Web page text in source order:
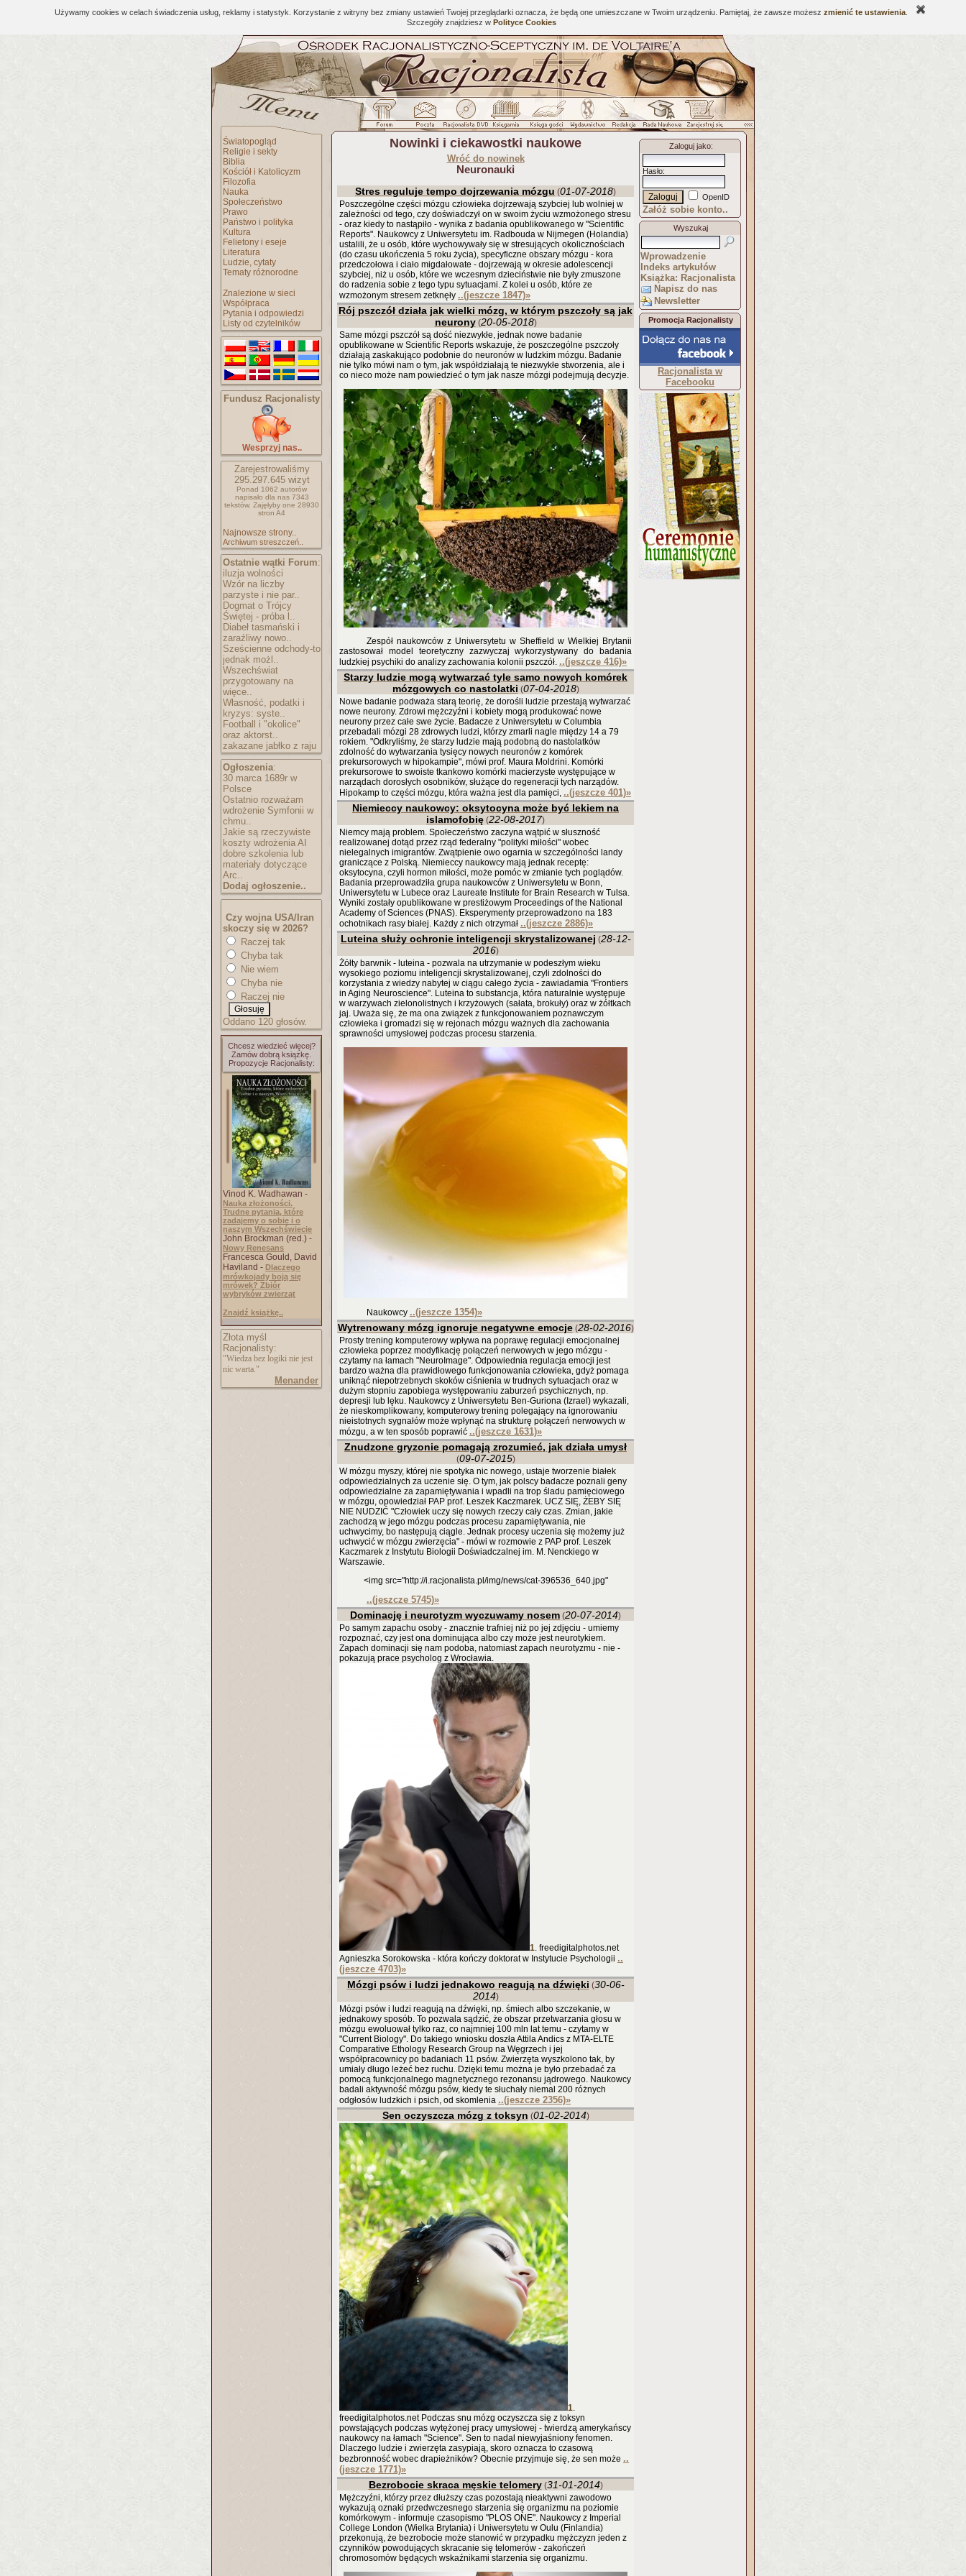
Używamy cookies w celach świadczenia usług, reklamy i statystyk. Korzystanie z witryny bez zmiany ustawień Twojej przeglądarki oznacza, że będą one umieszczane w Twoim urządzeniu. Pamiętaj, że zawsze możesz zmienić te ustawienia
Szczegóły znajdziesz w Polityce Cookies
Światopogląd
Religie i sekty
Biblia
Kościół i Katolicyzm
Filozofia
Nauka
Społeczeństwo
Prawo
Państwo i polityka
Kultura
Felietony i eseje
Literatura
Ludzie, cytaty
Tematy różnorodne
Znalezione w sieci
Współpraca
Pytania i odpowiedzi
Listy od czytelników
Fundusz Racjonalisty
Wesprzyj nas..
Zarejestrowaliśmy
295.297.645wizyt
Ponad 1062 autorów
napisało dla nas 7343
tekstów. Zajęłyby one 28930
stron A4
Najnowsze strony..
Archiwum streszczeń..
Ostatnie wątki Forum:
iluzja wolności
Wzór na liczby
parzyste i nie par..
Dogmat o Trójcy
Świętej - próba l..
Diabeł tasmański i
zaraźliwy nowo..
Sześcienne odchody-to
jednak możl..
Wszechświat
przygotowany na
więce..
Własność, podatki i
kryzys: syste..
Football i "okolice"
oraz aktorst..
zakazane jabłko z raju
Ogłoszenia:
30 marca 1689r w
Polsce
Ostatnio rozważam
wdrożenie Symfonii w
chmu..
Jakie są rzeczywiste
koszty wdrożenia AI
dobre szkolenia lub
materiały dotyczące
Arc..
Dodaj ogłoszenie..
Czy wojna USA/Iran
skoczy się w 2026?
Raczej tak
Chyba tak
Nie wiem
Chyba nie
Raczej nie
Oddano 120 głosów.
Chcesz wiedzieć więcej?
Zamów dobrą książkę.
Propozycje Racjonalisty:
Vinod K. Wadhawan -
Nauka złożoności.
Trudne pytania, które
zadajemy o sobie i o
naszym Wszechświecie
John Brockman (red.) -
Nowy Renesans
Francesca Gould, David
Haviland - Dlaczego
mrówkojady boją się
mrówek? Zbiór
wybryków zwierząt
Znajdź książkę..
Złota myśl
Racjonalisty:
"Wiedza bez logiki nie jest
nic warta."
Menander
Nowinki i ciekawostki naukowe
Wróć do nowinek
Neuronauki
Stres reguluje tempo dojrzewania mózgu (01-07-2018)
Poszczególne części mózgu człowieka dojrzewają szybciej lub wolniej w
zależności od tego, czy doświadczył on w swoim życiu wzmożonego stresu
- oraz kiedy to nastąpiło - wynika z badania opublikowanego w "Scientific
Reports". Naukowcy z Uniwersytetu im. Radbouda w Nijmegen (Holandia)
ustalili, że u osób, które wychowywały się w stresujących okolicznościach
(do czasu ukończenia 5 roku życia), specyficzne obszary mózgu - kora
przedczołowa i ciało migdałowate - dojrzewają w okresie adolescencji
szybciej, niż u osób, które we wczesnym dzieciństwie nie były zmuszone
do radzenia sobie z tego typu sytuacjami. Z kolei u osób, które ze
wzmożonym stresem zetknęły ..(jeszcze 1847)»
Rój pszczół działa jak wielki mózg, w którym pszczoły są jak
neurony(20-05-2018)
Same mózgi pszczół są dość niezwykłe, jednak nowe badanie
opublikowane w Scientific Reports wskazuje, że poszczególne pszczoły
działają zaskakująco podobnie do neuronów w ludzkim mózgu. Badanie
nie tylko mówi nam o tym, jak współdziałają te niezwykłe stworzenia, ale i
co nieco może nam powiedzieć o tym jak nasze mózgi podejmują decyzje.
Zespół naukowców z Uniwersytetu w Sheffield w Wielkiej Brytanii
zastosował model teoretyczny zazwyczaj wykorzystywany do badania
ludzkiej psychiki do analizy zachowania kolonii pszczół. ..(jeszcze 416)»
Starzy ludzie mogą wytwarzać tyle samo nowych komórek
mózgowych co nastolatki (07-04-2018)
Nowe badanie podważa starą teorię, że dorośli ludzie przestają wytwarzać
nowe neurony. Zdrowi mężczyźni i kobiety mogą produkować nowe
neurony przez całe swe życie. Badacze z Uniwersytetu w Columbia
przebadali mózgi 28 zdrowych ludzi, którzy zmarli nagle między 14 a 79
rokiem. "Odkryliśmy, że starzy ludzie mają podobną do nastolatków
zdolność do wytwarzania tysięcy nowych neuronów z komórek
prekursorowych w hipokampie", mówi prof. Maura Moldrini. Komórki
prekursorowe to swoiste tkankowo komórki macierzyste występujące w
narządach dorosłych osobników, służące do regeneracji tych narządów.
Hipokamp to części mózgu, która ważna jest dla pamięci, ..(jeszcze 401)»
Niemieccy naukowcy: oksytocyna może być lekiem na
islamofobię (22-08-2017)
Niemcy mają problem. Społeczeństwo zaczyna wątpić w słuszność
realizowanej dotąd przez rząd federalny "polityki miłości" wobec
nielegalnych imigrantów. Zwątpienie owo ogarnia w szczególności landy
graniczące z Polską. Niemieccy naukowcy mają jednak receptę:
oksytocyna, czyli hormon miłości, może pomóc w zmianie tych poglądów.
Badania przeprowadziła grupa naukowców z Uniwersytetu w Bonn,
Uniwersytetu w Lubece oraz Laureate Institute for Brain Research w Tulsa.
Wyniki zostały opublikowane w prestiżowym Proceedings of the National
Academy of Sciences (PNAS). Eksperymenty przeprowadzono na 183
ochotnikach rasy białej. Każdy z nich otrzymał ..(jeszcze 2886)»
Luteina służy ochronie inteligencji skrystalizowanej (28-12-
2016)
Żółty barwnik - luteina - pozwala na utrzymanie w podeszłym wieku
wysokiego poziomu inteligencji skrystalizowanej, czyli zdolności do
korzystania z wiedzy nabytej w ciągu całego życia - zawiadamia "Frontiers
in Aging Neuroscience". Luteina to substancja, która naturalnie występuje
w warzywach zielonolistnych i krzyżowych (sałata, brokuły) oraz w żółtkach
jaj. Uważa się, że ma ona związek z funkcjonowaniem poznawczym
człowieka i gromadzi się w rejonach mózgu ważnych dla zachowania
sprawności umysłowej podczas procesu starzenia.
Naukowcy ..(jeszcze 1354)»
Wytrenowany mózg ignoruje negatywne emocje(28-02-2016)
Prosty trening komputerowy wpływa na poprawę regulacji emocjonalnej
człowieka poprzez modyfikację połączeń nerwowych w jego mózgu -
czytamy na łamach "NeuroImage". Odpowiednia regulacja emocji jest
bardzo ważna dla prawidłowego funkcjonowania człowieka, gdyż pomaga
uniknąć niepotrzebnych skoków ciśnienia w trudnych sytuacjach oraz w
dużym stopniu zapobiega występowaniu zaburzeń psychicznych, np.
depresji lub lęku. Naukowcy z Uniwersytetu Ben-Guriona (Izrael) wykazali,
że nieskomplikowany, komputerowy trening polegający na ignorowaniu
nieistotnych sygnałów może wpłynąć na strukturę połączeń nerwowych w
mózgu, a w ten sposób poprawić ..(jeszcze 1631)»
Znudzone gryzonie pomagają zrozumieć, jak działa umysł
(09-07-2015)
W mózgu myszy, której nie spotyka nic nowego, ustaje tworzenie białek
odpowiedzialnych za uczenie się. O tym, jak polscy badacze poznali geny
odpowiedzialne za zapamiętywania i wpadli na trop śladu pamięciowego
w mózgu, opowiedział PAP prof. Leszek Kaczmarek. UCZ SIĘ, ŻEBY SIĘ
NIE NUDZIĆ "Człowiek uczy się nowych rzeczy cały czas. Zmian, jakie
zachodzą w jego mózgu podczas procesu zapamiętywania, nie
uchwycimy, bo następują ciągle. Jednak procesy uczenia się możemy już
uchwycić w mózgu zwierzęcia" - mówi w rozmowie z PAP prof. Leszek
Kaczmarek z Instytutu Biologii Doświadczalnej im. M. Nenckiego w
Warszawie.
<img src="http://i.racjonalista.pl/img/news/cat-396536_640.jpg"
..(jeszcze 5745)»
Dominację i neurotyzm wyczuwamy nosem (20-07-2014)
Po samym zapachu osoby - znacznie trafniej niż po jej zdjęciu - umiemy
rozpoznać, czy jest ona dominująca albo czy może jest neurotykiem.
Zapach dominacji się nam podoba, natomiast zapach neurotyzmu - nie -
pokazują prace psycholog z Wrocławia.
1. freedigitalphotos.net
Agnieszka Sorokowska - która kończy doktorat w Instytucie Psychologii ..
(jeszcze 4703)»
Mózgi psów i ludzi jednakowo reagują na dźwięki (30-06-
2014)
Mózgi psów i ludzi reagują na dźwięki, np. śmiech albo szczekanie, w
jednakowy sposób. To pozwala sądzić, że obszar przetwarzania głosu w
mózgu ewoluował tylko raz, co najmniej 100 mln lat temu - czytamy w
"Current Biology". Do takiego wniosku doszła Attila Andics z MTA-ELTE
Comparative Ethology Research Group na Węgrzech i jej
współpracownicy po badaniach 11 psów. Zwierzęta wyszkolono tak, by
umiały długo leżeć bez ruchu. Dzięki temu można je było przebadać za
pomocą funkcjonalnego magnetycznego rezonansu jądrowego. Naukowcy
badali aktywność mózgu psów, kiedy te słuchały niemal 200 różnych
odgłosów ludzkich i psich, od skomlenia ..(jeszcze 2356)»
Sen oczyszcza mózg z toksyn (01-02-2014)
1.
freedigitalphotos.net Podczas snu mózg oczyszcza się z toksyn
powstających podczas wytężonej pracy umysłowej - twierdzą amerykańscy
naukowcy na łamach "Science". Sen to nadal niewyjaśniony fenomen.
Dlaczego ludzie i zwierzęta zasypiają, skoro oznacza to czasową
bezbronność wobec drapieżników? Obecnie przyjmuje się, że sen może ..
(jeszcze 1771)»
Bezrobocie skraca męskie telomery(31-01-2014)
Mężczyźni, którzy przez dłuższy czas pozostają nieaktywni zawodowo
wykazują oznaki przedwczesnego starzenia się organizmu na poziomie
komórkowym - informuje czasopismo "PLOS ONE". Naukowcy z Imperial
College London (Wielka Brytania) i Uniwersytetu w Oulu (Finlandia)
przekonują, że bezrobocie może stanowić w przypadku mężczyzn jeden z
czynników powodujących skracanie się telomerów - zakończeń
chromosomów będących wskaźnikami starzenia się organizmu.
Zaloguj jako:
Hasło:
OpenID
Załóż sobie konto..
Wyszukaj
Wprowadzenie
Indeks artykułów
Książka: Racjonalista
Napisz do nas
Newsletter
Promocja Racjonalisty
Racjonalista w
Facebooku